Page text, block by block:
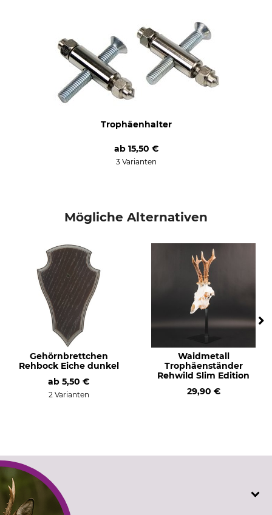
Trophäenhalter
ab 15,50 €
3 Varianten
Mögliche Alternativen
Gehörnbrettchen
Rehbock Eiche dunkel
ab 5,50 €
2 Varianten
Waidmetall
Trophäenständer
Rehwild Slim Edition
29,90 €
SERVICE